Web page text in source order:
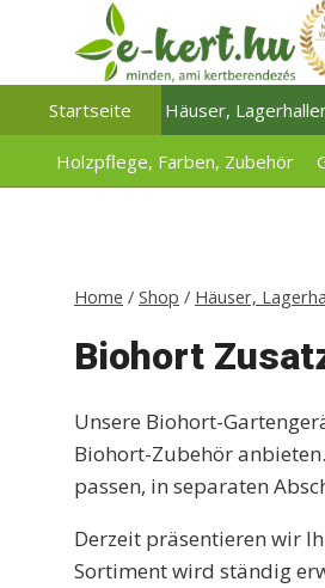
springen
Startseite Häuser,
Holzpflege, Farben, Zubehör
Home / Shop / Häuser,
Biohort
Unsere Biohort-
Biohort-Zubehör
passen, in separaten
Derzeit präsentieren wir
Sortiment wird ständig